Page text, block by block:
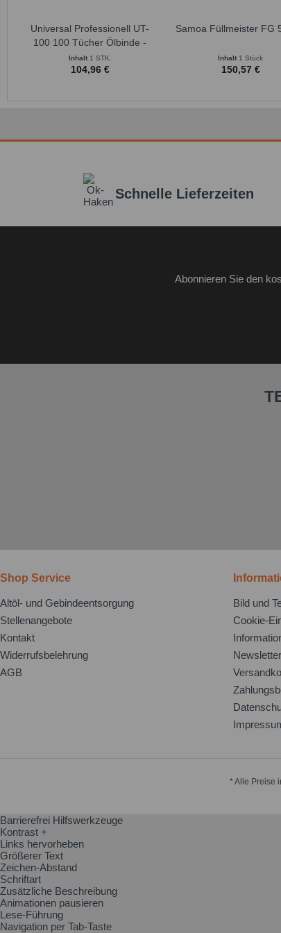
Universal Professionell UT-
100 100 Tücher Ölbinde -
Ölaufsaugtuch
Inhalt 1 STK.
104,96 €
Samoa Füllmeister FG
Inhalt 1 Stück
150,57 €
Schnelle Lieferzeiten
Abonnieren Sie den
Shop Service
Altöl- und Gebindeentsorgung
Stellenangebote
Kontakt
Widerrufsbelehrung
AGB
Bild und
Cookie-
Newsletter
* Alle Preise
Barrierefrei Hilfswerkzeuge
Kontrast +
Links hervorheben
Größerer Text
Zeichen-Abstand
Schriftart
Zusätzliche Beschreibung
Animationen pausieren
Lese-Führung
Navigation per Tab-Taste